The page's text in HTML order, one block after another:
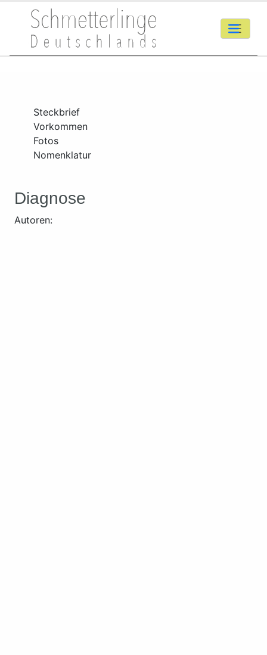
Steckbrief
Vorkommen
Fotos
Nomenklatur
Diagnose
Autoren: